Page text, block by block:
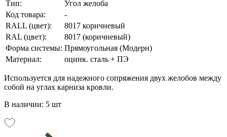
Тип:
Угол желоба
Код товара:
-
RALL (цвет):
8017 коричневый
RAL (цвет):
8017 (коричневый)
Форма системы: Прямоугольная (Модерн)
Материал:
оцинк. сталь + ПЭ
Используется для надежного сопряжения двух желобов между
собой на углах карниза кровли.
В наличии: 5 шт